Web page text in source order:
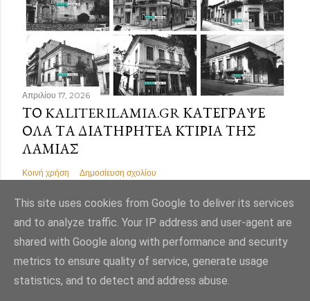
Απριλίου 17, 2026
ΤΟ KALITERILAMIA.GR ΚΑΤΈΓΡΑΨΕ
ΌΛΑ ΤΑ ΔΙΑΤΗΡΗΤΈΑ ΚΤΊΡΙΑ ΤΗΣ
ΛΑΜΊΑΣ
Κοινή χρήση Δημοσίευση σχολίου
Από το Blogger
Εικόνες θέματος απόMae Burke
This site uses cookies from Google to deliver its services
and to analyze traffic. Your IP address and user-agent are
shared with Google along with performance and security
metrics to ensure quality of service, generate usage
statistics, and to detect and address abuse.